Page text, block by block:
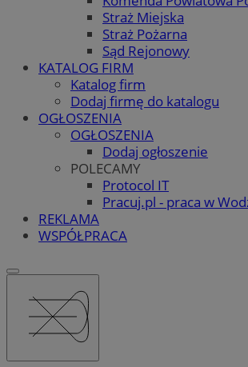
Straż Miejska
Straż Pożarna
Sąd Rejonowy
KATALOG FIRM
Katalog firm
Dodaj firmę do katalogu
OGŁOSZENIA
OGŁOSZENIA
Dodaj ogłoszenie
POLECAMY
Protocol IT
Pracuj.pl - praca w
REKLAMA
WSPÓŁPRACA